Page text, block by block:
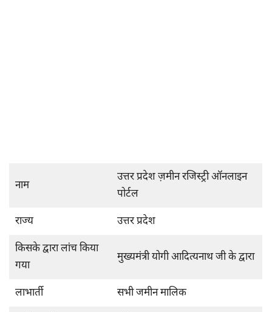
नाम
उत्तर प्रदेश ज़मीन रजिस्ट्री ऑनलाइन
पोर्टल
राज्य उत्तर प्रदेश
किसके द्वारा लांच किया
गया
मुख्यमंत्री योगी आदित्यनाथ जी के द्वारा
लाभार्ती सभी जमीन मालिक